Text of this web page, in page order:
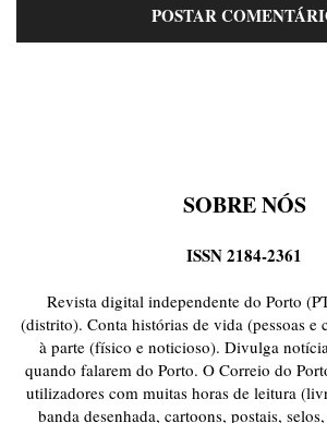
SOBRE NÓS
ISSN 2184-2361
Revista digital independente do Porto
(distrito). Conta histórias de vida (pessoas e
à parte (físico e noticioso). Divulga
quando falarem do Porto. O Correio do
utilizadores com muitas horas de leitura
banda desenhada, cartoons, postais,